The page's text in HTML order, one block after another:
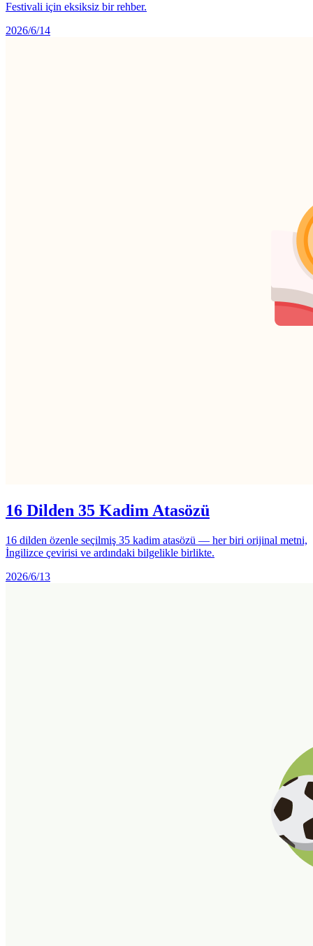
Festivali için eksiksiz bir rehber.
2026/6/14
16 Dilden 35 Kadim Atasözü
16 dilden özenle seçilmiş 35 kadim atasözü — her biri orijinal metni,
İngilizce çevirisi ve ardındaki bilgelikle birlikte.
2026/6/13